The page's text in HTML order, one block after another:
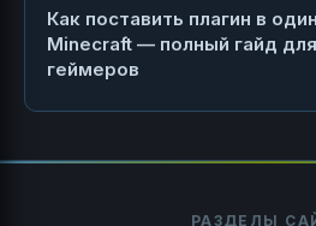
Как поставить плагин в
Minecraft — полный гайд
геймеров
РАЗДЕЛЫ